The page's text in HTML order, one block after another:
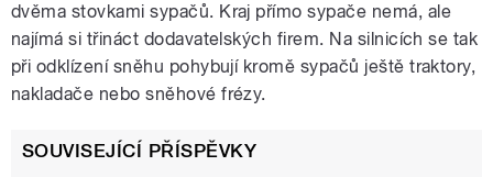
dvěma stovkami sypačů. Kraj přímo sypače nemá, ale
najímá si třináct dodavatelských firem. Na silnicích se tak
při odklízení sněhu pohybují kromě sypačů ještě traktory,
nakladače nebo sněhové frézy.
SOUVISEJÍCÍ PŘÍSPĚVKY